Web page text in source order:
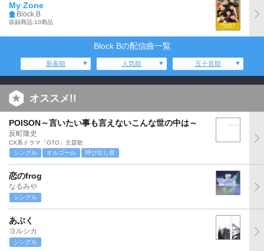
My Zone
Block.B
収録商品:10商品
Block Bの配信曲一覧
新着順 人気順 五十音順
オススメ!!
POISON～言いたい事も言えないこんな世の中は～
反町隆史
CX系ドラマ「GTO」主題歌
シングル
オルゴール 呼び出し音
恋のfrog
なるみや
シングル
あぶく
ヨルシカ
シングル